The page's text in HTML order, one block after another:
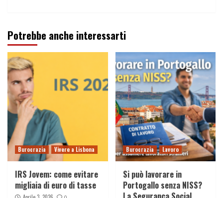
Potrebbe anche interessarti
Burocrazia Vivere a Lisbona
IRS Jovem: come evitare
migliaia di euro di tasse
Burocrazia Lavoro
Si può lavorare in
Portogallo senza NISS?